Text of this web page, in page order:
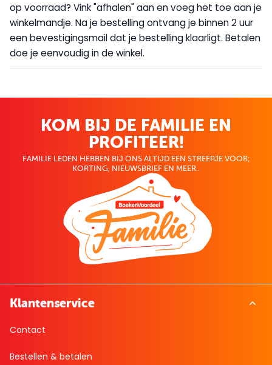
op voorraad? Vink "afhalen" aan en voeg het toe aan je
winkelmandje. Na je bestelling ontvang je binnen 2 uur
een bevestigingsmail dat je bestelling klaarligt. Betalen
doe je eenvoudig in de winkel.
KOM BIJ DE FAMILIE EN
PROFITEER!
FAMILIE LEDEN HEBBEN BIJ ONS ALTIJD EEN STREEPJE VOOR;
KORTING, NIEUWSBRIEF EN MEER..
Klantenservice
Contact
Bestellen & betalen